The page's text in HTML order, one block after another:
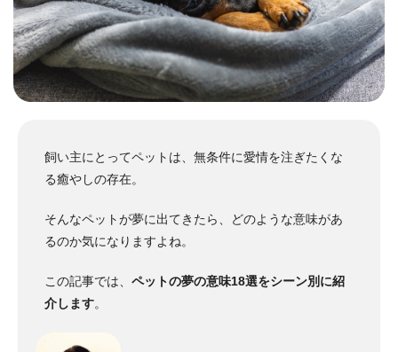
飼い主にとってペットは、無条件に愛情を注ぎたくな
る癒やしの存在。
そんなペットが夢に出てきたら、どのような意味があ
るのか気になりますよね。
この記事では、 ペットの夢の意味18選をシーン別に紹
介します。